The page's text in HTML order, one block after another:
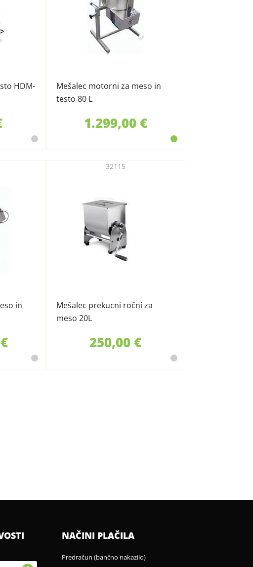
HDM-
Mešalec motorni za meso in
testo 80 L
1.299,00 €
in
Mešalec prekucni ročni za
meso 20L
32115
250,00 €
NAČINI PLAČILA
Predračun (bančno nakazilo)